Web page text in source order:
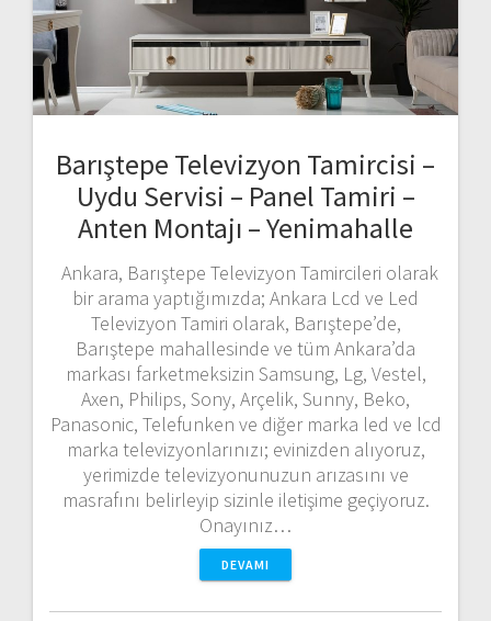
Barıştepe Televizyon Tamircisi –
Uydu Servisi – Panel Tamiri –
Anten Montajı – Yenimahalle
Ankara, Barıştepe Televizyon Tamircileri olarak
bir arama yaptığımızda; Ankara Lcd ve Led
Televizyon Tamiri olarak, Barıştepe’de,
Barıştepe mahallesinde ve tüm Ankara’da
markası farketmeksizin Samsung, Lg, Vestel,
Axen, Philips, Sony, Arçelik, Sunny, Beko,
Panasonic, Telefunken ve diğer marka led ve lcd
marka televizyonlarınızı; evinizden alıyoruz,
yerimizde televizyonunuzun arızasını ve
masrafını belirleyip sizinle iletişime geçiyoruz.
Onayınız…
DEVAMI